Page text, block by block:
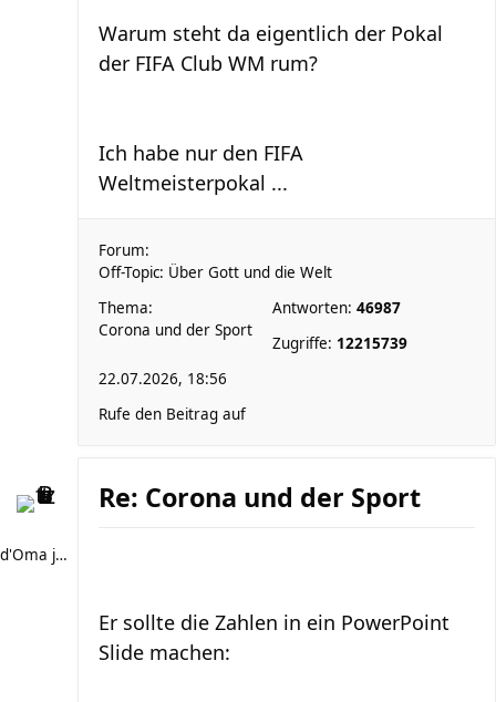
Warum steht da eigentlich der Pokal
der FIFA Club WM rum?
Ich habe nur den FIFA
Weltmeisterpokal ...
Forum:
Off-Topic: Über Gott und die Welt
Thema:
Corona und der Sport
Antworten: 46987
Zugriffe: 12215739
22.07.2026, 18:56
Rufe den Beitrag auf
d'Oma joggt
Re: Corona und der Sport
Er sollte die Zahlen in ein PowerPoint
Slide machen: